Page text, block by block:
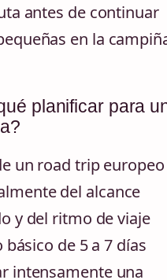
antes de continuar
en la
planificar para
un road trip europeo
del alcance
y del ritmo de viaje
de 5 a 7 días
intensamente una